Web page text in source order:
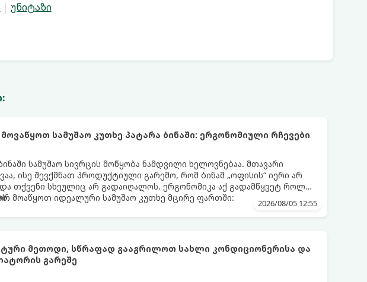
უნიტაზი
სამუშაო კუთხე პატარა ბინაში: ერგონომიული რჩევები
სამუშაო სივრცის მოწყობა ნამდვილი ხელოვნებაა. მთავარი
ისე შევქმნათ პროდუქტიული გარემო, რომ ბინამ „ოფისის“ იერი არ
თქვენი სხეულიც არ გადაიღალოს. ერგონომიკა აქ გადამწყვეტ როლს
მოაწყოთ იდეალური სამუშაო კუთხე მცირე ფართში: 2026/08/05 12:55
მეთოდი, სწრაფად გააგრილოთ სახლი კონდიციონერისა და
გარეშე